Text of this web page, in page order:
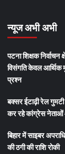
न्यूज अभी अभी
पटना शिक्षक निर्वाचन
विसंगति केवल आर्थिक
प्रश्न
बक्सर ईटाढ़ी रेल
कर रहे कांग्रेस नेताओं
बिहार में साइबर
की ठगी की राशि रोकी